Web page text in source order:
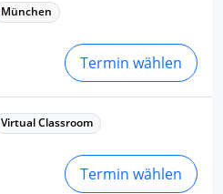
München
Termin wählen
Virtual Classroom
Termin wählen